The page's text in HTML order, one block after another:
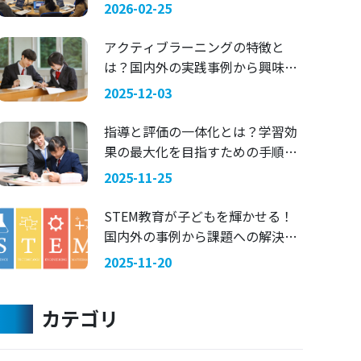
2026-02-25
アクティブラーニングの特徴と
は？国内外の実践事例から興味を
引く指導法を考える
2025-12-03
指導と評価の一体化とは？学習効
果の最大化を目指すための手順を
ご紹介
2025-11-25
STEM教育が子どもを輝かせる！
国内外の事例から課題への解決策
を考える
2025-11-20
カテゴリ